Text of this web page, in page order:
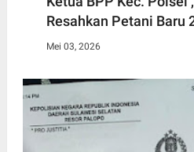
Resahkan Petani Baru
Mei 03, 2026